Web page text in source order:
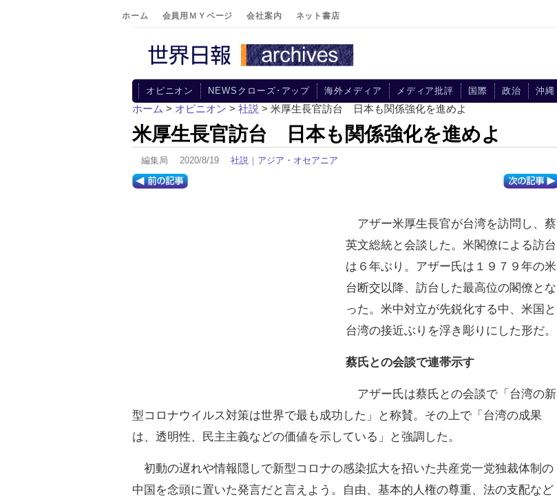
ホーム 会員用ＭＹページ 会社案内 ネット書店
オピニオン NEWSクローズ･アップ 海外メディア メディア批評 国際 政治 沖縄
ホーム > オピニオン > 社説 > 米厚生長官訪台 日本も関係強化を進めよ
米厚生長官訪台 日本も関係強化を進めよ
編集局 2020/8/19 社説 ｜ アジア・オセアニア
アザー米厚生長官が台湾を訪問し、蔡
英文総統と会談した。米閣僚による訪台
は６年ぶり。アザー氏は１９７９年の米
台断交以降、訪台した最高位の閣僚とな
った。米中対立が先鋭化する中、米国と
台湾の接近ぶりを浮き彫りにした形だ。
蔡氏との会談で連帯示す
アザー氏は蔡氏との会談で「台湾の新
型コロナウイルス対策は世界で最も成功した」と称賛。その上で「台湾の成果
は、透明性、民主主義などの価値を示している」と強調した。
初動の遅れや情報隠しで新型コロナの感染拡大を招いた共産党一党独裁体制の
中国を念頭に置いた発言だと言えよう。自由、基本的人権の尊重、法の支配など